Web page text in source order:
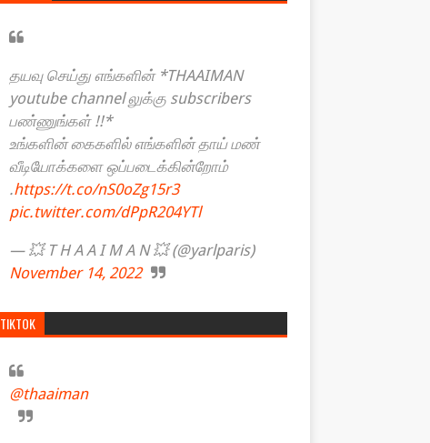
தயவு செய்து எங்களின் *THAAIMAN
youtube channel லுக்கு subscribers
பண்ணுங்கள் !!*
உங்களின் கைகளில் எங்களின் தாய் மண்
வீடியோக்களை ஒப்படைக்கின்றோம்
.https://t.co/nS0oZg15r3
pic.twitter.com/dPpR204YTl
— 💥 T H A A I M A N 💥 (@yarlparis)
November 14, 2022
TIKTOK
@thaaiman